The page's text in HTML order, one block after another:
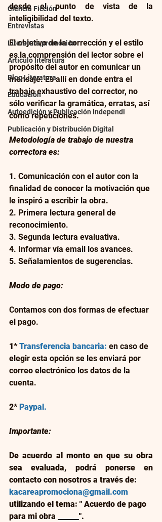
Ciencia Ficción
Entrevistas
Literatura,promoción
Artículo literatura
Blog Literatura
Educación
Autoedición y Publicación Independi
Publicación y Distribución Digital
desde el punto de vista de la
inteligibilidad del texto.
El objetivo de la corrección y el estilo
es la comprensión del lector sobre el
propósito del autor en comunicar un
mensaje. Es allí en donde entra el
trabajo exhaustivo del corrector, no
sólo verificar la gramática, erratas, así
como repeticiones.
Metodología de trabajo de nuestra
correctora es:
1. Comunicación con el autor con la
finalidad de conocer la motivación que
le inspiró a escribir la obra.
2. Primera lectura general de
reconocimiento.
3. Segunda lectura evaluativa.
4. Informar vía email los avances.
5. Señalamientos de sugerencias.
Modo de pago:
Contamos con dos formas de efectuar
el pago.
1* Transferencia bancaria: en caso de
elegir esta opción se les enviará por
correo electrónico los datos de la
cuenta.
2* Paypal.
Importante:
De acuerdo al monto en que su obra
sea evaluada, podrá ponerse en
contacto con nosotros a través de:
kacareapromociona@gmail.com
utilizando el tema: " Acuerdo de pago
para mi obra ______".